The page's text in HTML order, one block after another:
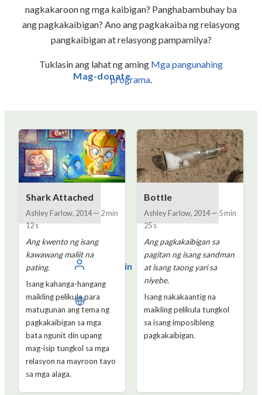
Mag-donate
Mag-login
Filipino
nagkakaroon ng mga kaibigan? Panghabambuhay ba
ang pagkakaibigan? Ano ang pagkakaiba ng relasyong
pangkaibigan at relasyong pampamilya?
Tuklasin ang lahat ng aming Mga pangunahing
programa.
Shark Attached
Ashley Farlow, 2014— 2 min
12 s
Ang kwento ng isang
kawawang maliit na
pating.
Isang kahanga-hangang
maikling pelikula para
matugunan ang tema ng
pagkakaibigan sa mga
bata ngunit din upang
mag-isip tungkol sa mga
relasyon na mayroon tayo
sa mga alaga.
Bottle
Ashley Farlow, 2014— 5 min
25 s
Ang pagkakaibigan sa
pagitan ng isang sandman
at isang taong yari sa
niyebe.
Isang nakakaantig na
maikling pelikula tungkol
sa isang imposibleng
pagkakaibigan.